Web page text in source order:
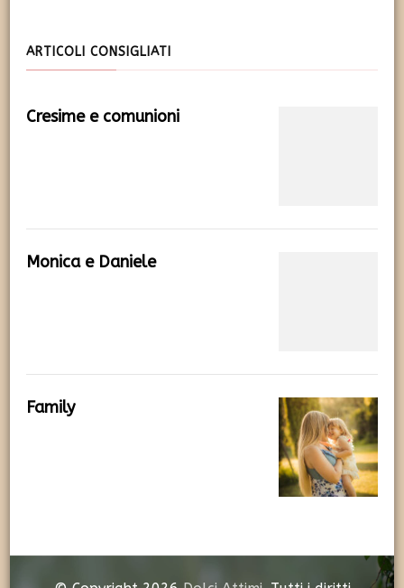
ARTICOLI CONSIGLIATI
Cresime e comunioni
Monica e Daniele
Family